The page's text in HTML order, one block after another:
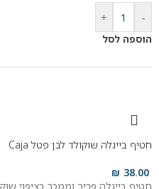
-
+
הוספה לסל
חטיף בייגלה שוקולד לבן פטל Caja
38.00
₪
חטיף בייגלה פריך וממכר בציפוי